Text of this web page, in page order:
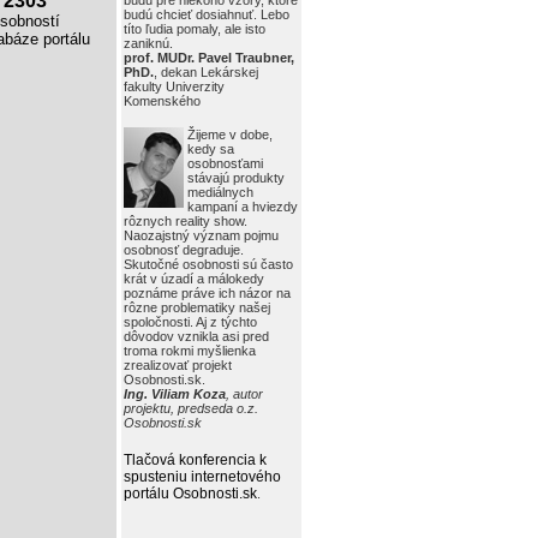
budú chcieť dosiahnuť. Lebo
títo ľudia pomaly, ale isto
zaniknú.
prof. MUDr. Pavel Traubner,
PhD. , dekan Lekárskej
fakulty Univerzity
Komenského
Žijeme v dobe,
kedy sa
osobnosťami
stávajú produkty
mediálnych
kampaní a hviezdy
rôznych reality show.
Naozajstný význam pojmu
osobnosť degraduje.
Skutočné osobnosti sú často
krát v úzadí a málokedy
poznáme práve ich názor na
rôzne problematiky našej
spoločnosti. Aj z týchto
dôvodov vznikla asi pred
troma rokmi myšlienka
zrealizovať projekt
Osobnosti.sk.
Ing. Viliam Koza , autor
projektu, predseda o.z.
Osobnosti.sk
Tlačová konferencia k
spusteniu internetového
portálu Osobnosti.sk
portálu